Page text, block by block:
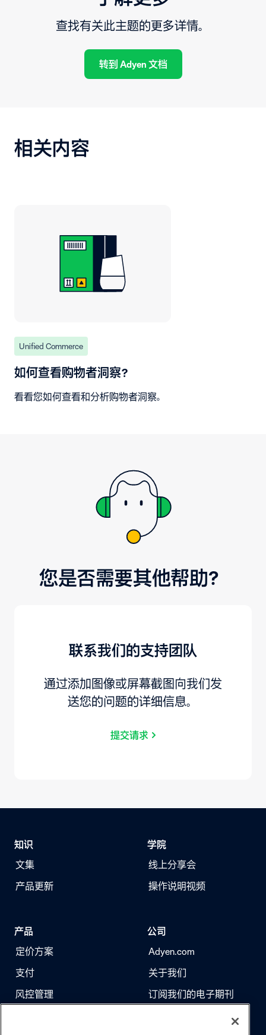
查找有关此主题的更多详情。
转到 Adyen 文档
相关内容
Unified Commerce
如何查看购物者洞察？
看看您如何查看和分析购物者洞察。
您是否需要其他帮助？
联系我们的支持团队
通过添加图像或屏幕截图向我们发
送您的问题的详细信息。
提交请求
知识
文集
产品更新
学院
线上分享会
操作说明视频
产品
定价方案
支付
风控管理
公司
Adyen.com
关于我们
订阅我们的电子期刊